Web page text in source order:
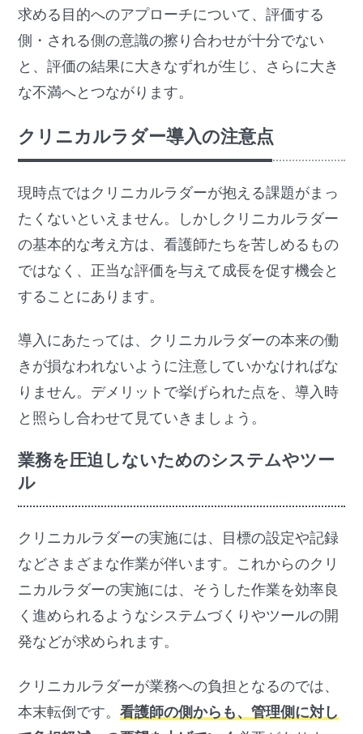
求める目的へのアプローチについて、評価する
側・される側の意識の擦り合わせが十分でない
と、評価の結果に大きなずれが生じ、さらに大き
な不満へとつながります。
クリニカルラダー導入の注意点
現時点ではクリニカルラダーが抱える課題がまっ
たくないといえません。しかしクリニカルラダー
の基本的な考え方は、看護師たちを苦しめるもの
ではなく、正当な評価を与えて成長を促す機会と
することにあります。
導入にあたっては、クリニカルラダーの本来の働
きが損なわれないように注意していかなければな
りません。デメリットで挙げられた点を、導入時
と照らし合わせて見ていきましょう。
業務を圧迫しないためのシステムやツー
ル
クリニカルラダーの実施には、目標の設定や記録
などさまざまな作業が伴います。これからのクリ
ニカルラダーの実施には、そうした作業を効率良
く進められるようなシステムづくりやツールの開
発などが求められます。
クリニカルラダーが業務への負担となるのでは、
本末転倒です。看護師の側からも、管理側に対し